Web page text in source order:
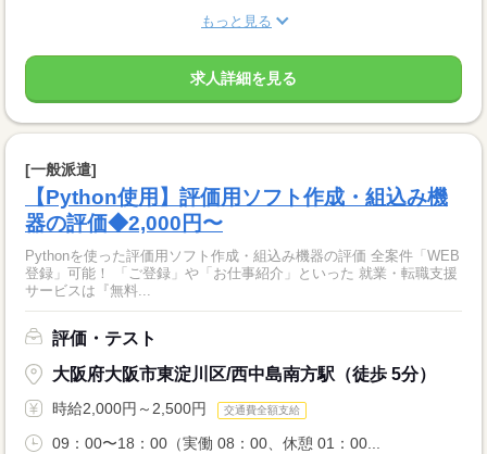
もっと見る
求人詳細を見る
[一般派遣]
【Python使用】評価用ソフト作成・組込み機
器の評価◆2,000円〜
Pythonを使った評価用ソフト作成・組込み機器の評価 全案件「WEB
登録」可能！ 「ご登録」や「お仕事紹介」といった 就業・転職支援
サービスは『無料...
評価・テスト
大阪府大阪市東淀川区/西中島南方駅（徒歩 5分）
時給2,000円～2,500円 交通費全額支給
09：00〜18：00（実働 08：00、休憩 01：00...